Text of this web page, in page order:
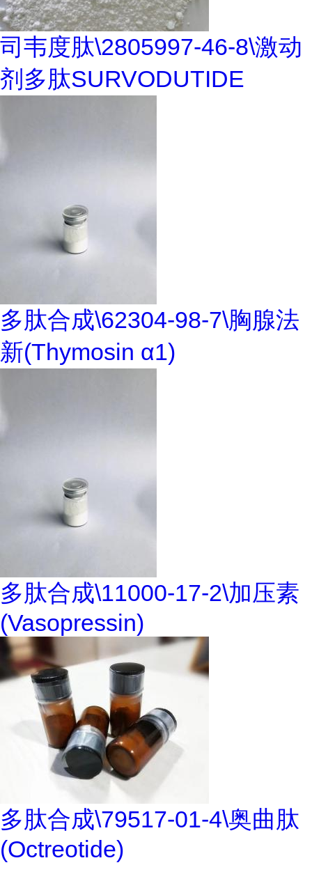
司韦度肽\2805997-46-8\激动
剂多肽SURVODUTIDE
多肽合成\62304-98-7\胸腺法
新(Thymosin α1)
多肽合成\11000-17-2\加压素
(Vasopressin)
多肽合成\79517-01-4\奥曲肽
(Octreotide)